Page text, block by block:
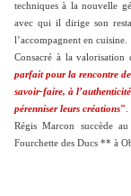
techniques à la nouvelle
avec qui il dirige son
l’accompagnent en cuisine.
Consacré à la
parfait pour la rencontre
savoir-faire, à
pérenniser leurs créations"
Régis Marcon succède
Fourchette des Ducs ** à